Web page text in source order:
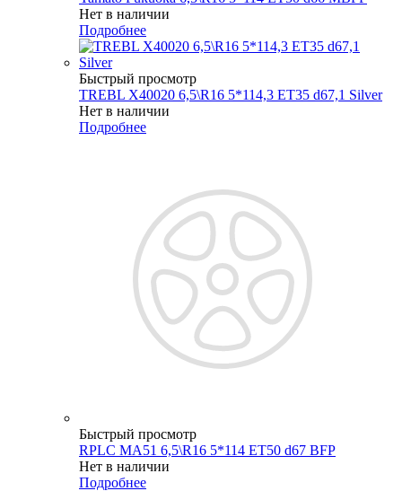
Нет в наличии
Подробнее
Быстрый просмотр
TREBL X40020 6,5\R16 5*114,3 ET35 d67,1 Silver
Нет в наличии
Подробнее
Быстрый просмотр
RPLC MA51 6,5\R16 5*114 ET50 d67 BFP
Нет в наличии
Подробнее